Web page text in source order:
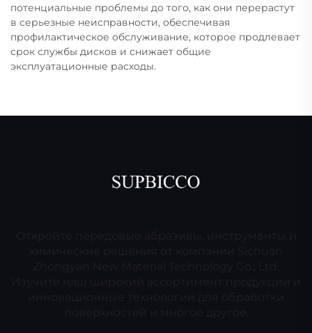
потенциальные проблемы до того, как они перерастут
в серьезные неисправности, обеспечивая
профилактическое обслуживание, которое продлевает
срок службы дисков и снижает общие
эксплуатационные расходы.